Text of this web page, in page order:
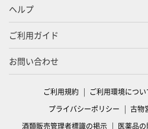
ヘルプ
ご利用ガイド
お問い合わせ
ご利用規約 ご利用環境につい
プライバシーポリシー
古物
酒類販売管理者標識の掲示
医薬品